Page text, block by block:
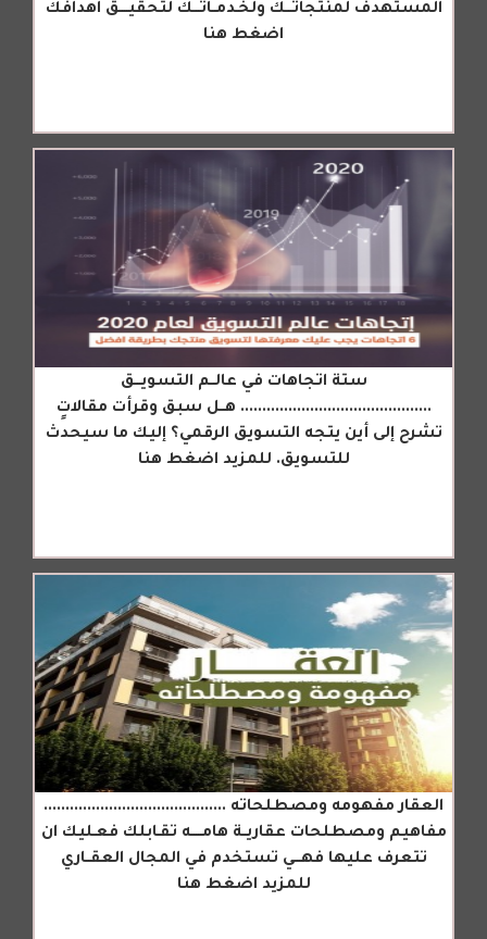
المستهدف لمنتجاتـــك ولخـدمــاتـــك لتحقيــــق اهدافك
اضغط هنا
ستة اتجاهات في عالــم التسويـــق
............................................ هــل سبق وقرأت مقالاتٍ
تشرح إلى أين يتجه التسويق الرقمي؟ إليك ما سيحدث
للتسويق. للمزيد اضغط هنا
العقار مفهومه ومصطلحاته ..........................................
مفاهيم ومصطلحات عقاريــة هامـــــه تقـابلك فعـليك ان
تتعرف عليها فهـــي تستخدم في المجال العقــاري
للمزيد اضغط هنا